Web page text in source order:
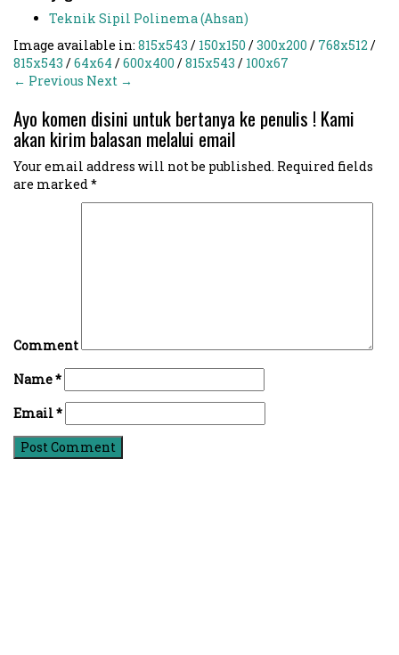
Teknik Sipil Polinema (Ahsan)
Image available in: 815x543 / 150x150 /300x200 / 768x512 /
815x543 /64x64 /600x400 /815x543 / 100x67
← Previous Next →
Ayo komen disini untuk bertanya ke penulis ! Kami
akan kirim balasan melalui email
Your email address will not be published. Required fields
are marked*
Comment
Name*
Email*